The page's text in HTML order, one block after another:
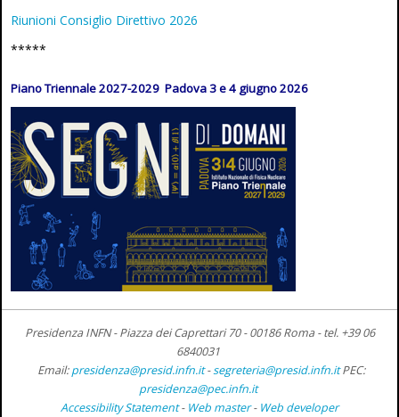
Riunioni Consiglio Direttivo 2026
*****
Piano Triennale 2027-2029 Padova 3 e 4 giugno 2026
Presidenza INFN - Piazza dei Caprettari 70 - 00186 Roma -tel. +39 06
6840031
Email:presidenza@presid.infn.it-segreteria@presid.infn.it PEC:
presidenza@pec.infn.it
Accessibility Statement- Web master- Web developer